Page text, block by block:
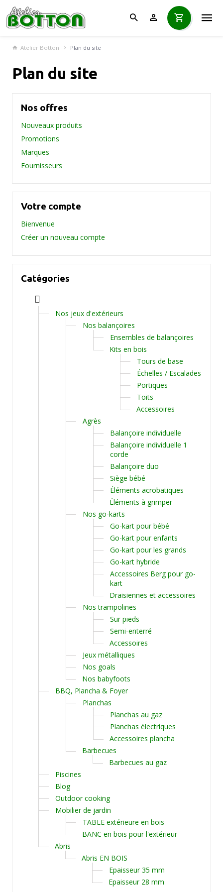
Atelier Botton Plan du site
Plan du site
Nos offres
Nouveaux produits
Promotions
Marques
Fournisseurs
Votre compte
Bienvenue
Créer un nouveau compte
Catégories
Nos jeux d'extérieurs
Nos balançoires
Ensembles de balançoires
Kits en bois
Tours de base
Échelles / Escalades
Portiques
Toits
Accessoires
Agrès
Balançoire individuelle
Balançoire individuelle 1
corde
Balançoire duo
Siège bébé
Éléments acrobatiques
Éléments à grimper
Nos go-karts
Go-kart pour bébé
Go-kart pour enfants
Go-kart pour les grands
Go-kart hybride
Accessoires Berg pour go-
kart
Draisiennes et accessoires
Nos trampolines
Sur pieds
Semi-enterré
Accessoires
Jeux métalliques
Nos goals
Nos babyfoots
BBQ, Plancha & Foyer
Planchas
Planchas au gaz
Planchas électriques
Accessoires plancha
Barbecues
Barbecues au gaz
Piscines
Blog
Outdoor cooking
Mobilier de jardin
TABLE extérieure en bois
BANC en bois pour l'extérieur
Abris
Abris EN BOIS
Epaisseur 35 mm
Epaisseur 28 mm